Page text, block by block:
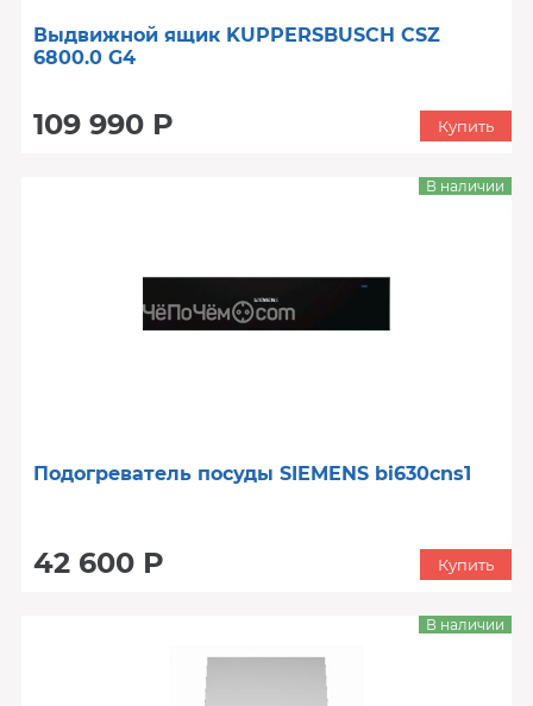
Выдвижной ящик KUPPERSBUSCH CSZ
6800.0 G4
109 990 Р Купить
Подогреватель посуды SIEMENS bi630cns1
42 600 Р
В наличии
Купить
В наличии